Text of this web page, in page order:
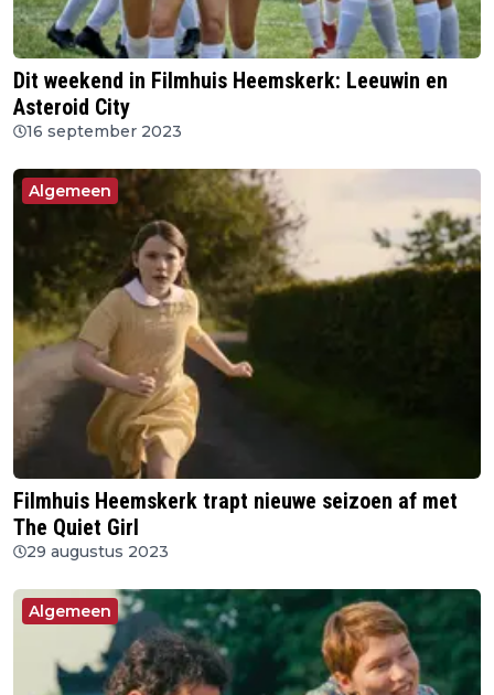
Dit weekend in Filmhuis Heemskerk: Leeuwin en
Asteroid City
16 september 2023
Algemeen
Filmhuis Heemskerk trapt nieuwe seizoen af met
The Quiet Girl
29 augustus 2023
Algemeen